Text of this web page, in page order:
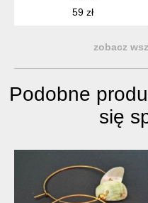
59 zł
zobacz
Podobne
się